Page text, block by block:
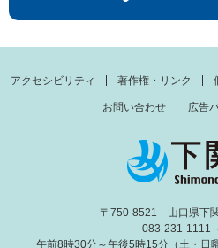
アクセシビリティ 著作権・リンク
お問い合わせ 広告
〒750-8521 山口県下
083-231-1111
午前8時30分～午後5時15分（土・日